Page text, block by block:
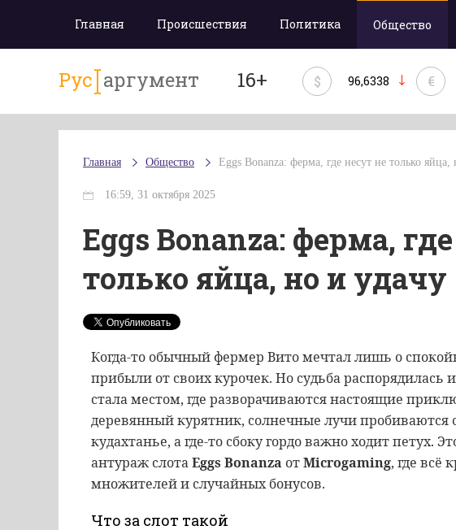
Главная Происшествия Политика Общество
Рус аргумент 16+ $ 96,6338 €
Главная Общество Eggs Bonanza: ферма, где несут не только яйца,
16:59, 31 октября 2025
Eggs Bonanza: ферма,
только яйца, но и удачу
Когда-то обычный фермер Вито мечтал лишь о
прибыли от своих курочек. Но судьба распорядилась
стала местом, где разворачиваются настоящие
деревянный курятник, солнечные лучи пробиваются
кудахтанье, а где-то сбоку гордо важно ходит петух.
антураж слотаEggs Bonanza отMicrogaming, где всё
множителей и случайных бонусов.
Что за слот такой